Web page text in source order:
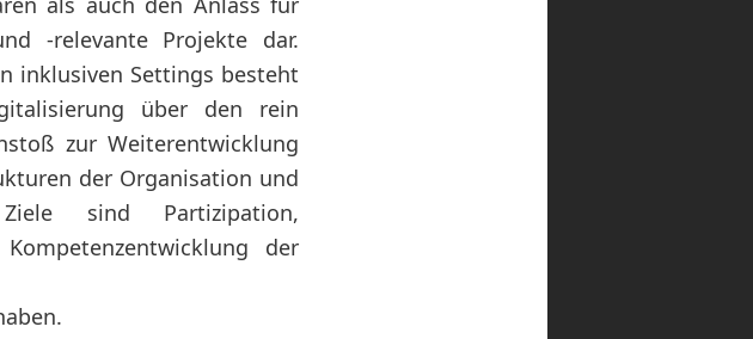
-relevante Projekte dar.
inklusiven Settings besteht
über den rein
zur Weiterentwicklung
der Organisation und
sind Partizipation,
der